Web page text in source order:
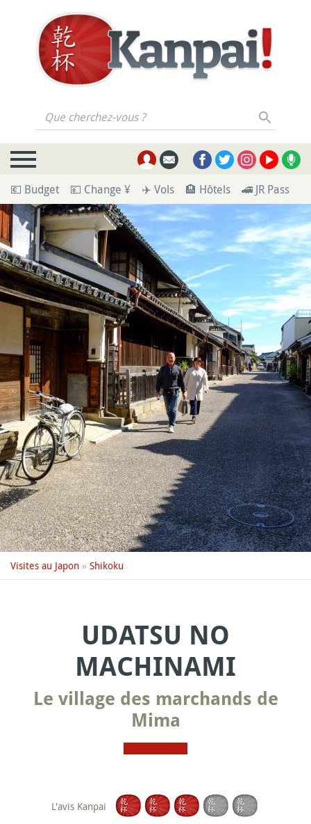
Que cherchez-vous ?
💶 Budget 💴 Change ¥ ✈️ Vols 🏨 Hôtels 🚄 JR Pass
Visites au Japon » Shikoku
UDATSU NO
MACHINAMI
Le village des marchands de
Mima
L'avis Kanpai